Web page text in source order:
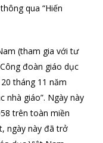
qua “Hiến
(tham gia với tư
đoàn giáo dục
tháng 11 năm
nhà giáo”. Ngày này
trên toàn miền
ngày này đã trở